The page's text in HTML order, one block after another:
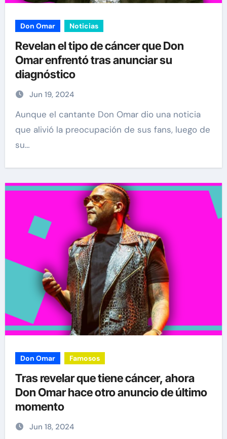
Don Omar Noticias
Revelan el tipo de cáncer que Don
Omar enfrentó tras anunciar su
diagnóstico
Jun 19, 2024
Aunque el cantante Don Omar dio una noticia
que alivió la preocupación de sus fans, luego de
su…
Don Omar Famosos
Tras revelar que tiene cáncer, ahora
Don Omar hace otro anuncio de último
momento
Jun 18, 2024